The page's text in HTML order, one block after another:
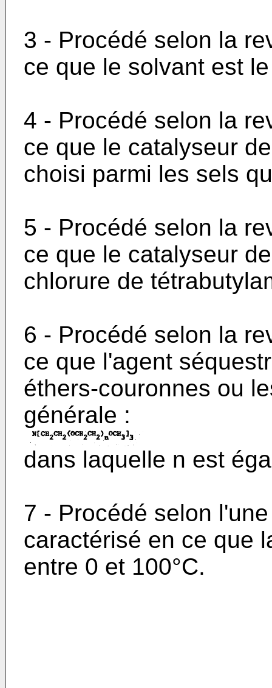
3 - Procédé selon la
ce que le solvant est
4 - Procédé selon la
ce que le catalyseur
choisi parmi les sels
5 - Procédé selon la
ce que le catalyseur
chlorure de
6 - Procédé selon la
ce que l'agent
éthers-couronnes ou
générale :
dans laquelle n est
7 - Procédé selon
caractérisé en ce que
entre 0 et 100°C.